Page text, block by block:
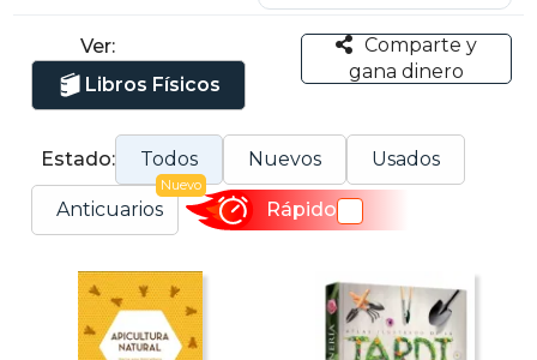
Ver:
Libros Físicos
Comparte y
gana dinero
Estado: Todos Nuevos Usados
Anticuarios
Nuevo
Rápido